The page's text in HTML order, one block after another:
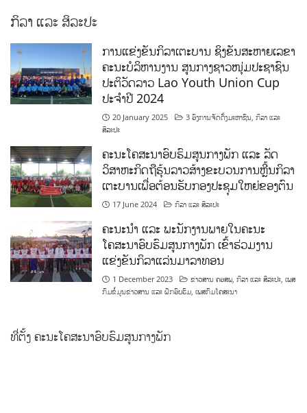
ກິລາ ແລະ ສິລະປະ
ການແຂ່ງຂັນກິລາເຕະບານ ຊິງຂັນສະຫາຍເລຂາ
ຄະນະບໍລິຫານງານ ສູນກາງຊາວໜຸ່ມປະຊາຊົນ
ປະຕິວັດລາວ Lao Youth Union Cup
ປະຈຳປີ 2024
20 January 2025 3 ອົງການຈັດຕັ້ງມະຫາຊົນ,ກິລາ ແລະ
ສິລະປະ
ຄະນະໂຄສະນາອົບຮົມສູນກາງພັກ ແລະ ລັດ
ວິສາຫະກິດຖືຮຸ້ນລາວສ້າງຂະບວນການຫຼີ້ນກິລາ
ເຕະບານເພື່ອຕ້ອນຮັບກອງປະຊຸມໃຫຍ່ຂອງຕົນ
17 June 2024 ກິລາ ແລະ ສິລະປະ
ຄະນະນຳ ແລະ ພະນັກງານພາຍໃນຄະນະ
ໂຄສະນາອົບຮົມສູນກາງພັກ ເຂົ້າຮ່ວມງານ
ແຂ່ງຂັນກິລາແລ່ນມາລາທອນ
1 December 2023 ຂ່າວສານ ຄອສພ,ກິລາ ແລະ ສິລະປະ,ເພສ
ກົມຂໍ້ມູນຂ່າວສານ ແລະ ຝຶກອົບຮົມ,ເພສກົມໂຄສະນາ
ທີ່ຕັ້ງ ຄະນະໂຄສະນາອົບຮົມສູນກາງພັກ